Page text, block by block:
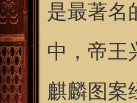
是最著名
中，帝王
麒麟图案